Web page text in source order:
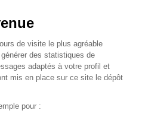
produits
du site
SAFI
de visite le plus agréable
des statistiques de
adaptés à votre profil et
mis en place sur ce site le dépôt
pour :